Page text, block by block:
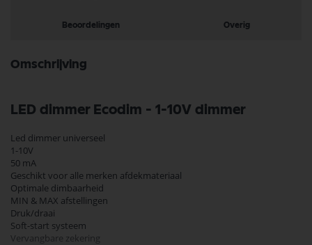
Beoordelingen Overig
Omschrijving
LED dimmer Ecodim - 1-10V dimmer
Led dimmer universeel
1-10V
50 mA
Geschikt voor alle merken afdekmateriaal
Optimale dimbaarheid
MIN & MAX afstellingen
Druk/draai
Soft-start systeem
Vervangbare zekering